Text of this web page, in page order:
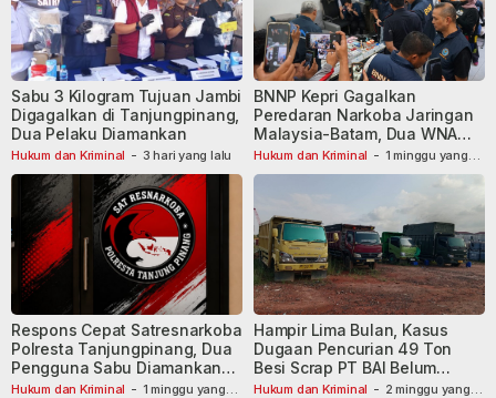
Hukum dan Kriminal - 3 hari yang lalu
Sabu 3 Kilogram Tujuan Jambi
Digagalkan di Tanjungpinang,
Dua Pelaku Diamankan
Hukum dan Kriminal - 1 minggu yang
BNNP Kepri Gagalkan
Peredaran Narkoba Jaringan
Malaysia-Batam, Dua WNA
Masih Diburu
Hukum dan Kriminal - 1 minggu yang
Respons Cepat Satresnarkoba
Polresta Tanjungpinang, Dua
Pengguna Sabu Diamankan
Usai Dilaporkan ke Call Center
Hukum dan Kriminal - 2 minggu yang
Hampir Lima Bulan, Kasus
Dugaan Pencurian 49 Ton
Besi Scrap PT BAI Belum
Tetapkan Tersangka